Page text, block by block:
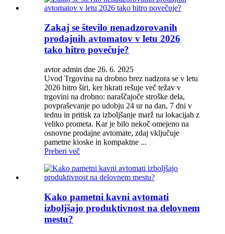
Zakaj se število nenadzorovanih
prodajnih avtomatov v letu 2026
tako hitro povečuje?
avtor admin dne 26. 6. 2025
Uvod Trgovina na drobno brez nadzora se v letu
2026 hitro širi, ker hkrati rešuje več težav v
trgovini na drobno: naraščajoče stroške dela,
povpraševanje po udobju 24 ur na dan, 7 dni v
tednu in pritisk za izboljšanje marž na lokacijah z
veliko prometa. Kar je bilo nekoč omejeno na
osnovne prodajne avtomate, zdaj vključuje
pametne kioske in kompaktne ...
Preberi več
Kako pametni kavni avtomati
izboljšajo produktivnost na delovnem
mestu?